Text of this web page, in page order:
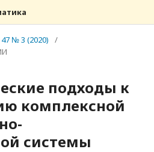
№ 3 (2020)
/
подходы к
комплексной
системы